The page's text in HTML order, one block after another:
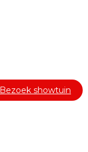
Bezoek showtuin